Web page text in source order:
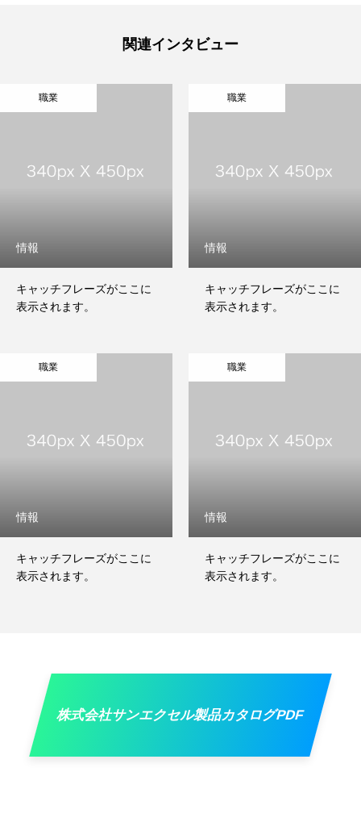
関連インタビュー
職業
情報
キャッチフレーズがここに
表示されます。
職業
情報
キャッチフレーズがここに
表示されます。
職業
情報
キャッチフレーズがここに
表示されます。
職業
情報
キャッチフレーズがここに
表示されます。
株式会社サンエクセル製品カタログPDF